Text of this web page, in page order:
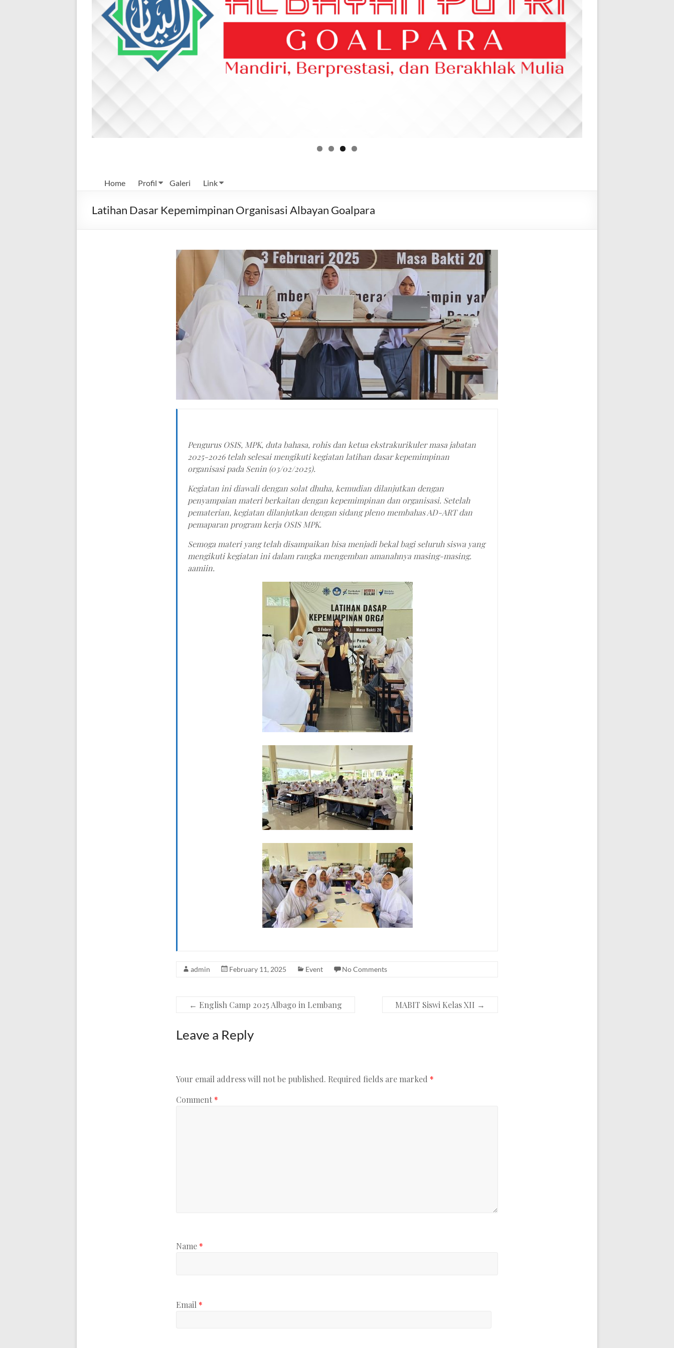
Mulia
Home Profil Galeri Link
Latihan Dasar Kepemimpinan Organisasi Albayan Goalpara
Pengurus OSIS, MPK, duta bahasa, rohis dan ketua ekstrakurikuler masa jabatan
2025-2026 telah selesai mengikuti kegiatan latihan dasar kepemimpinan
organisasi pada Senin (03/02/2025).
Kegiatan ini diawali dengan solat dhuha, kemudian dilanjutkan dengan
penyampaian materi berkaitan dengan kepemimpinan dan organisasi. Setelah
pematerian, kegiatan dilanjutkan dengan sidang pleno membahas AD-ART dan
pemaparan program kerja OSIS MPK.
Semoga materi yang telah disampaikan bisa menjadi bekal bagi seluruh siswa yang
mengikuti kegiatan ini dalam rangka mengemban amanahnya masing-masing.
aamiin.
admin February 11, 2025 Event No Comments
← English Camp 2025 Albago in Lembang MABIT Siswi Kelas XII →
Leave a Reply
Your email address will not be published. Required fields are marked *
Comment *
Name *
Email *